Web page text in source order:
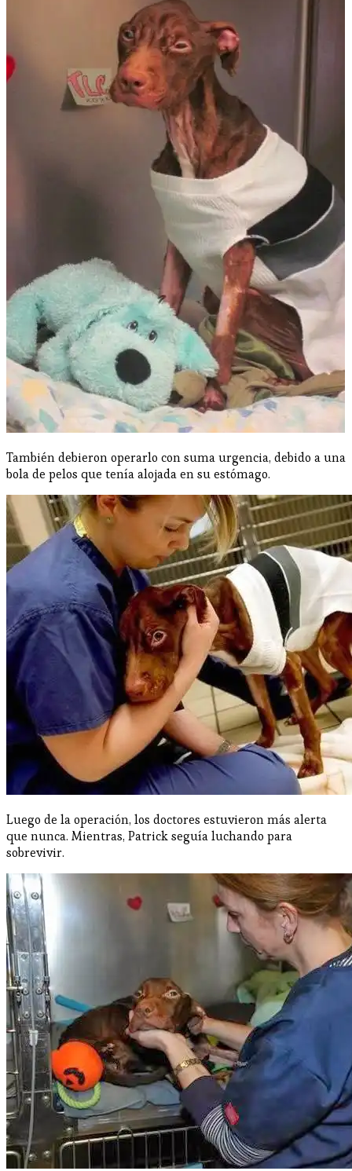
También debieron operarlo con suma urgencia, debido a una
bola de pelos que tenía alojada en su estómago.
Luego de la operación, los doctores estuvieron más alerta
que nunca. Mientras, Patrick seguía luchando para
sobrevivir.